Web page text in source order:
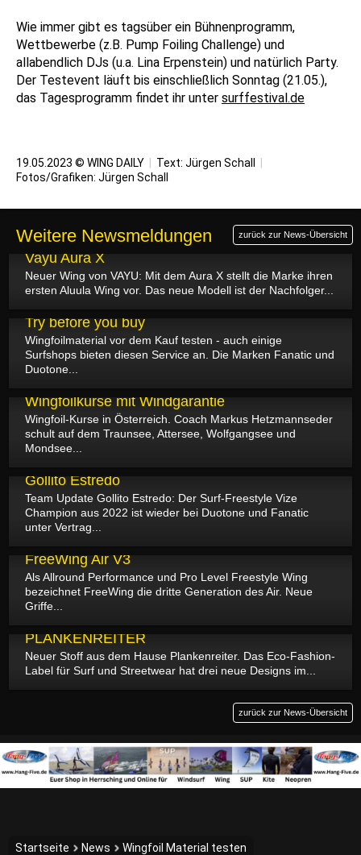
Wie immer gibt es tagsüber ein Bühnenprogramm,
Wettbewerbe (z.B. Pump Foiling Challenge) und
allabendlich DJs (u.a. Lina Erpenstein) und natürlich Party.
Der Testevent läuft bis einschließlich Sonntag (21.05.),
das Tagesprogramm findet ihr unter surffestival.de
19.05.2023 © WING DAILY Text: Jürgen Schall
Fotos/Grafiken: Jürgen Schall
Weitere Newsmeldungen zurück zur News-Übersicht
31.05.2023
Vayu Aura X
Neuer Wing von VAYU: Mit dem Aura X stellt die Marke ihren
ersten Aluula Wing vor. Das neue Modell ist der Nachfolger...
Try before you buy
Wingfoilmaterial vor dem Kauf testen - auch einige
Surfshops bieten diesen Service an. Die Marken Fanatic und
Duotone...
Wingfoilkurse mit Windgarantie
Wingfoil-Kurse in Österreich. Coach Markus Hetzmannseder
schult auf dem Traunsee, Attersee, Wolfgangsee und
Mondsee...
Gollito Estredo
Team Update Gollito Estredo: Der Surf-Freestyle Vize
Champion aus 2022 ist wieder bei Duotone und Fanatic
unter Vertrag...
FreeWing Air V3
Als Allround Performance und Pro Level Freestyle Wing
bezeichnet FreeWing die dritte Generation des Air. Neue
Griffe...
PLANKENREITER
Neuer Stoff aus dem Hause Plankenreiter. Das Eco-Fashion-
Label für Surf und Streetwear hat drei neue Designs im...
zurück zur News-Übersicht
Startseite News Wingfoil Material testen